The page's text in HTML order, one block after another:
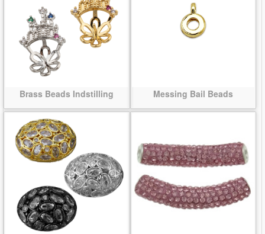
Brass Beads Indstilling Messing Bail Beads